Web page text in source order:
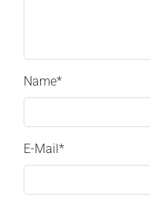
Name*
E-Mail *